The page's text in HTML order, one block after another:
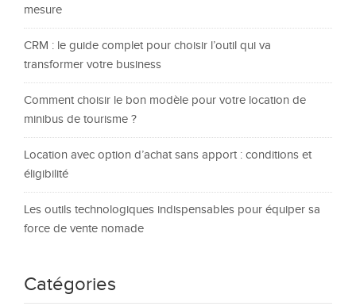
mesure
CRM : le guide complet pour choisir l’outil qui va
transformer votre business
Comment choisir le bon modèle pour votre location de
minibus de tourisme ?
Location avec option d’achat sans apport : conditions et
éligibilité
Les outils technologiques indispensables pour équiper sa
force de vente nomade
Catégories